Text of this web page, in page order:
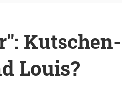
Louis?